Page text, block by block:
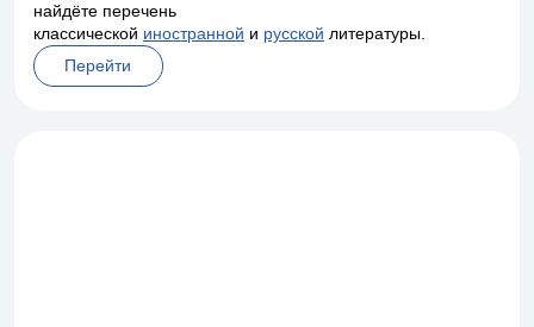
найдёте перечень
классической иностранной и русской литературы.
Перейти